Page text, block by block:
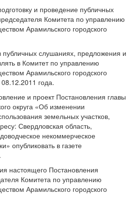
и проведение публичных
Комитета по управлению
Арамильского городского
публичных слушаниях, предложения и
в Комитет по управлению
Арамильского городского
года.
и проект Постановления главы
округа «Об изменении
земельных участков,
Свердловская область,
некоммерческое
опубликовать в газете
настоящего Постановления
Комитета по управлению
Арамильского городского